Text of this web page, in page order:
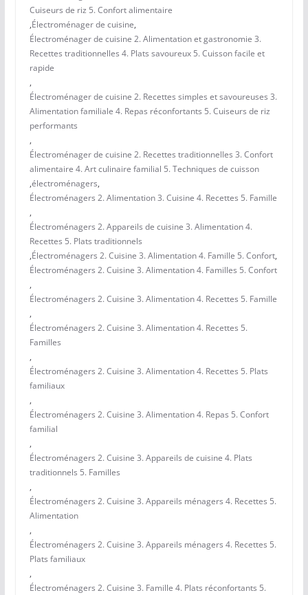
Cuiseurs de riz 5. Confort alimentaire
,Électroménager de cuisine,
Électroménager de cuisine 2. Alimentation et gastronomie 3.
Recettes traditionnelles 4. Plats savoureux 5. Cuisson facile et
rapide
,
Électroménager de cuisine 2. Recettes simples et savoureuses 3.
Alimentation familiale 4. Repas réconfortants 5. Cuiseurs de riz
performants
,
Électroménager de cuisine 2. Recettes traditionnelles 3. Confort
alimentaire 4. Art culinaire familial 5. Techniques de cuisson
,électroménagers,
Électroménagers 2. Alimentation 3. Cuisine 4. Recettes 5. Famille
,
Électroménagers 2. Appareils de cuisine 3. Alimentation 4.
Recettes 5. Plats traditionnels
,Électroménagers 2. Cuisine 3. Alimentation 4. Famille 5. Confort,
Électroménagers 2. Cuisine 3. Alimentation 4. Familles 5. Confort
,
Électroménagers 2. Cuisine 3. Alimentation 4. Recettes 5. Famille
,
Électroménagers 2. Cuisine 3. Alimentation 4. Recettes 5.
Familles
,
Électroménagers 2. Cuisine 3. Alimentation 4. Recettes 5. Plats
familiaux
,
Électroménagers 2. Cuisine 3. Alimentation 4. Repas 5. Confort
familial
,
Électroménagers 2. Cuisine 3. Appareils de cuisine 4. Plats
traditionnels 5. Familles
,
Électroménagers 2. Cuisine 3. Appareils ménagers 4. Recettes 5.
Alimentation
,
Électroménagers 2. Cuisine 3. Appareils ménagers 4. Recettes 5.
Plats familiaux
,
Électroménagers 2. Cuisine 3. Famille 4. Plats réconfortants 5.